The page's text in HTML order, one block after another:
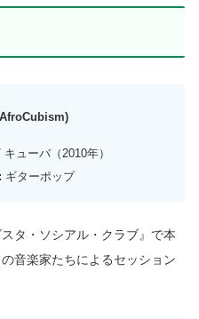
ューバ（2010年）
ギターポップ
タ・ソシアル・クラブ』 で本
音楽家たちによるセッション